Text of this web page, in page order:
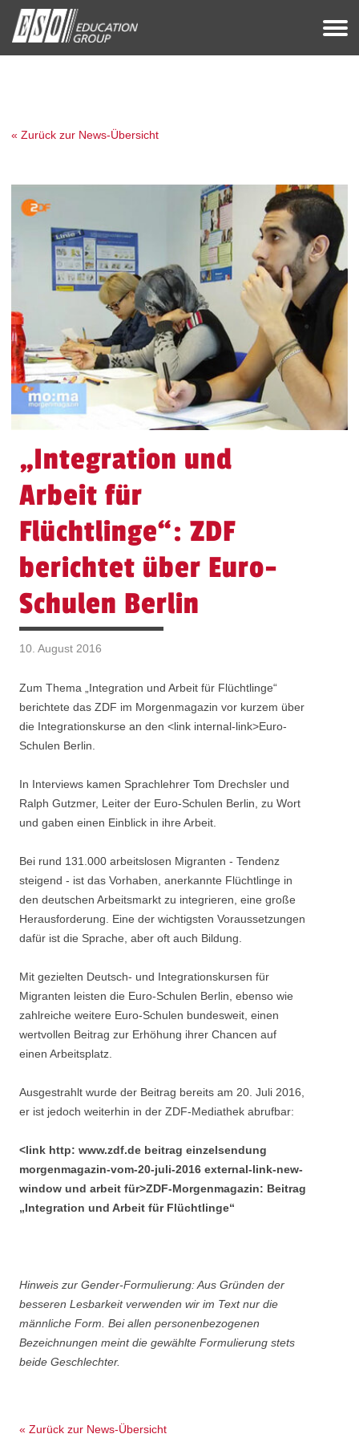
« Zurück zur News-Übersicht
„Integration und
Arbeit für
Flüchtlinge“: ZDF
berichtet über Euro-
Schulen Berlin
10. August 2016
Zum Thema „Integration und Arbeit für Flüchtlinge“
berichtete das ZDF im Morgenmagazin vor kurzem über
die Integrationskurse an den <link internal-link>Euro-
Schulen Berlin.
In Interviews kamen Sprachlehrer Tom Drechsler und
Ralph Gutzmer, Leiter der Euro-Schulen Berlin, zu Wort
und gaben einen Einblick in ihre Arbeit.
Bei rund 131.000 arbeitslosen Migranten - Tendenz
steigend - ist das Vorhaben, anerkannte Flüchtlinge in
den deutschen Arbeitsmarkt zu integrieren, eine große
Herausforderung. Eine der wichtigsten Voraussetzungen
dafür ist die Sprache, aber oft auch Bildung.
Mit gezielten Deutsch- und Integrationskursen für
Migranten leisten die Euro-Schulen Berlin, ebenso wie
zahlreiche weitere Euro-Schulen bundesweit, einen
wertvollen Beitrag zur Erhöhung ihrer Chancen auf
einen Arbeitsplatz.
Ausgestrahlt wurde der Beitrag bereits am 20. Juli 2016,
er ist jedoch weiterhin in der ZDF-Mediathek abrufbar:
<link http: www.zdf.de beitrag einzelsendung
morgenmagazin-vom-20-juli-2016 external-link-new-
window und arbeit für>ZDF-Morgenmagazin: Beitrag
„Integration und Arbeit für Flüchtlinge“
Hinweis zur Gender-Formulierung: Aus Gründen der
besseren Lesbarkeit verwenden wir im Text nur die
männliche Form. Bei allen personenbezogenen
Bezeichnungen meint die gewählte Formulierung stets
beide Geschlechter.
« Zurück zur News-Übersicht